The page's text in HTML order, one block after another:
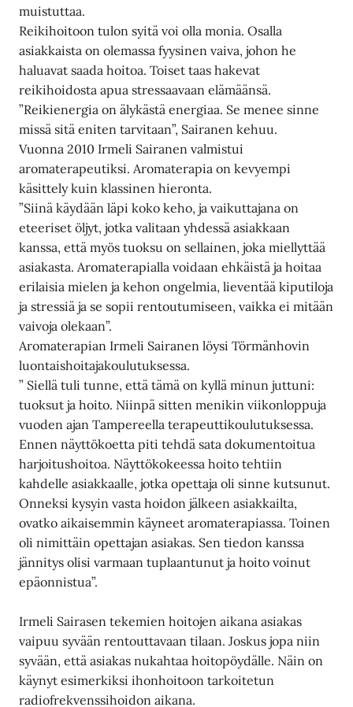
muistuttaa.
Reikihoitoon tulon syitä voi olla monia. Osalla
asiakkaista on olemassa fyysinen vaiva, johon he
haluavat saada hoitoa. Toiset taas hakevat
reikihoidosta apua stressaavaan elämäänsä.
”Reikienergia on älykästä energiaa. Se menee sinne
missä sitä eniten tarvitaan”, Sairanen kehuu.
Vuonna 2010 Irmeli Sairanen valmistui
aromaterapeutiksi. Aromaterapia on kevyempi
käsittely kuin klassinen hieronta.
”Siinä käydään läpi koko keho, ja vaikuttajana on
eteeriset öljyt, jotka valitaan yhdessä asiakkaan
kanssa, että myös tuoksu on sellainen, joka miellyttää
asiakasta. Aromaterapialla voidaan ehkäistä ja hoitaa
erilaisia mielen ja kehon ongelmia, lieventää kiputiloja
ja stressiä ja se sopii rentoutumiseen, vaikka ei mitään
vaivoja olekaan”.
Aromaterapian Irmeli Sairanen löysi Törmänhovin
luontaishoitajakoulutuksessa.
” Siellä tuli tunne, että tämä on kyllä minun juttuni:
tuoksut ja hoito. Niinpä sitten menikin viikonloppuja
vuoden ajan Tampereella terapeuttikoulutuksessa.
Ennen näyttökoetta piti tehdä sata dokumentoitua
harjoitushoitoa. Näyttökokeessa hoito tehtiin
kahdelle asiakkaalle, jotka opettaja oli sinne kutsunut.
Onneksi kysyin vasta hoidon jälkeen asiakkailta,
ovatko aikaisemmin käyneet aromaterapiassa. Toinen
oli nimittäin opettajan asiakas. Sen tiedon kanssa
jännitys olisi varmaan tuplaantunut ja hoito voinut
epäonnistua”.
Irmeli Sairasen tekemien hoitojen aikana asiakas
vaipuu syvään rentouttavaan tilaan. Joskus jopa niin
syvään, että asiakas nukahtaa hoitopöydälle. Näin on
käynyt esimerkiksi ihonhoitoon tarkoitetun
radiofrekvenssihoidon aikana.